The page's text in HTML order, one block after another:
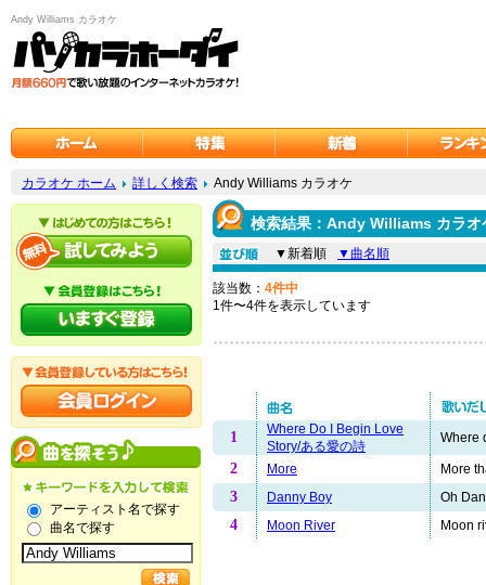
Andy Williams カラオケ
カラオケ ホーム 詳しく検索 Andy Williams カラオケ
アーティスト名で探す
曲名で探す
検索結果：Andy Williams カラオ
▼新着順 ▼曲名順
該当数： 4件中
1件〜4件を表示しています
1
Where Do I Begin Love
Story/ある愛の詩
Where
2 More More
3 Danny Boy Oh
4 Moon River Moon